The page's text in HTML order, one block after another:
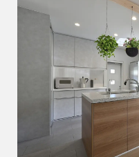
ショールーム
施工事例・お
注文住宅
WELL+
テクノスト